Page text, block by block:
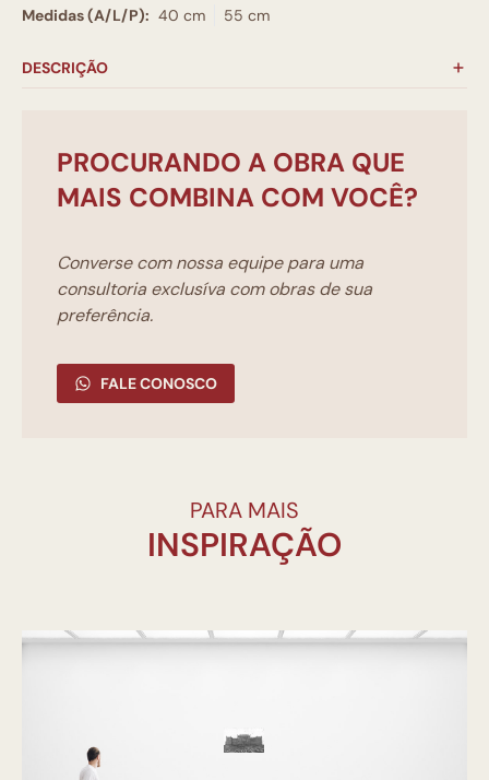
Medidas (A/L/P): 40 cm 55 cm
DESCRIÇÃO
PROCURANDO A OBRA QUE
MAIS COMBINA COM VOCÊ?
Converse com nossa equipe para uma
consultoria exclusíva com obras de sua
preferência.
FALE CONOSCO
PARA MAIS
INSPIRAÇÃO